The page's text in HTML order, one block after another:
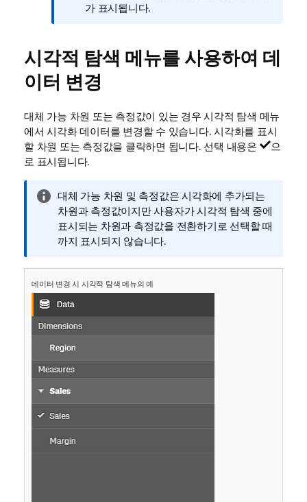
가 표시됩니다.
시각적 탐색 메뉴를 사용하여 데
이터 변경
대체 가능 차원 또는 측정값이 있는 경우 시각적 탐색 메뉴
에서 시각화 데이터를 변경할 수 있습니다. 시각화를 표시
할 차원 또는 측정값을 클릭하면 됩니다. 선택 내용은
으
로 표시됩니다.
정
보
메
모
대체 가능 차원 및 측정값은 시각화에 추가되는
차원과 측정값이지만 사용자가 시각적 탐색 중에
표시되는 차원과 측정값을 전환하기로 선택할 때
까지 표시되지 않습니다.
데이터 변경 시 시각적 탐색 메뉴의 예